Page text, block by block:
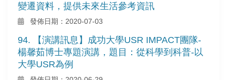
變遷資料，提供未來生活參考資訊
發佈日期：2020-07-03
94. 【演講訊息】成功大學USR IMPACT團隊-
楊馨茹博士專題演講，題目：從科學到科普-以
大學USR為例